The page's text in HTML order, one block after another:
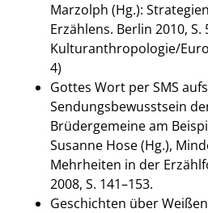
Marzolph (Hg.):
Erzählens. Berlin 2010,
Kulturanthropologie/
4)
Gottes Wort per SMS
Sendungsbewusstsein
Brüdergemeine am
Susanne Hose (Hg.),
Mehrheiten in der
2008, S. 141–153.
Geschichten über